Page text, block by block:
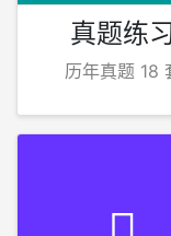
真题练
历年真题 18